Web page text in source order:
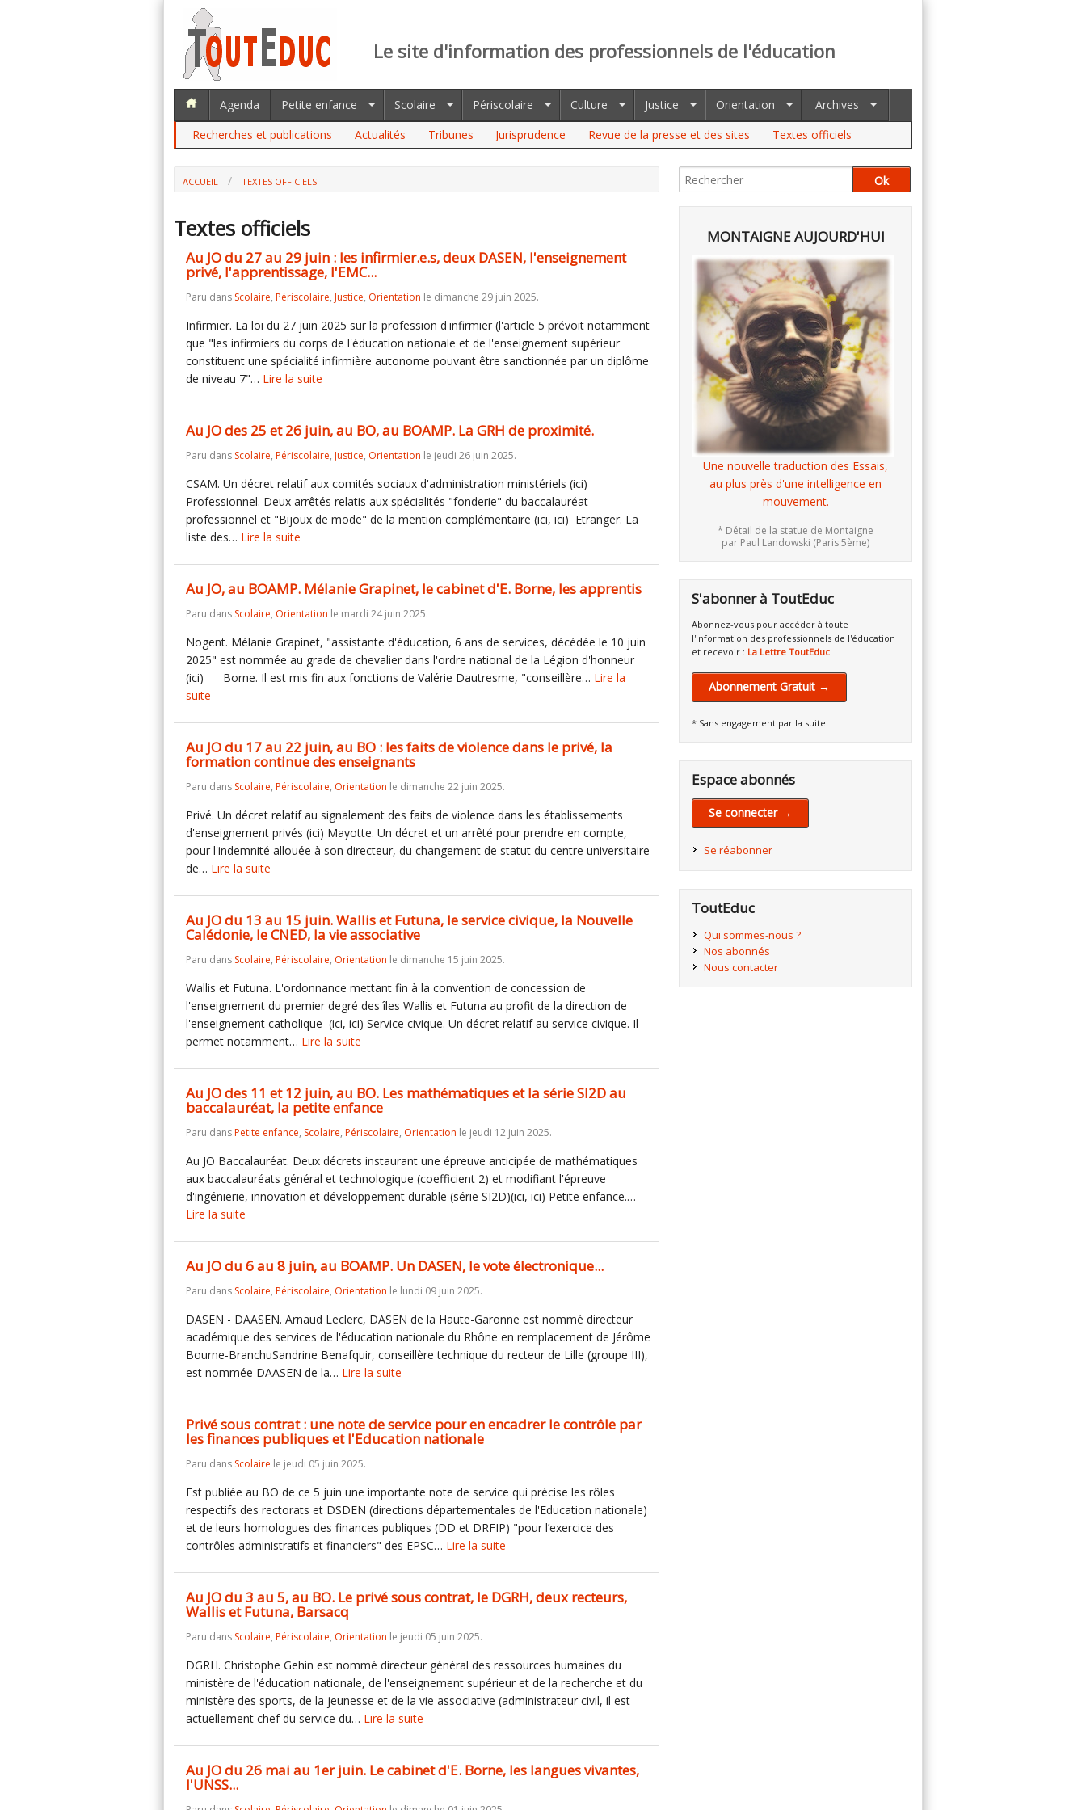
Le site d'information des professionnels de l'éducation
Agenda Petite enfance Scolaire Périscolaire Culture Justice Orientation
Archives
Recherches et publications
Actualités Tribunes Jurisprudence Revue de la presse et des sites Textes officiels
ACCUEIL TEXTES OFFICIELS
Textes officiels
Au JO du 27 au 29 juin : les infirmier.e.s, deux DASEN, l'enseignement
privé, l'apprentissage, l'EMC...
Paru dans Scolaire, Périscolaire, Justice, Orientation le dimanche 29 juin 2025.
Infirmier. La loi du 27 juin 2025 sur la profession d'infirmier (l'article 5 prévoit notamment
que "les infirmiers du corps de l'éducation nationale et de l'enseignement supérieur
constituent une spécialité infirmière autonome pouvant être sanctionnée par un diplôme
de niveau 7"… Lire la suite
Au JO des 25 et 26 juin, au BO, au BOAMP. La GRH de proximité.
Paru dans Scolaire, Périscolaire, Justice, Orientation le jeudi 26 juin 2025.
CSAM. Un décret relatif aux comités sociaux d'administration ministériels (ici)
Professionnel. Deux arrêtés relatis aux spécialités "fonderie" du baccalauréat
professionnel et "Bijoux de mode" de la mention complémentaire (ici, ici) Etranger. La
liste des… Lire la suite
Au JO, au BOAMP. Mélanie Grapinet, le cabinet d'E. Borne, les apprentis
Paru dans Scolaire, Orientation le mardi 24 juin 2025.
Nogent. Mélanie Grapinet, "assistante d'éducation, 6 ans de services, décédée le 10 juin
2025" est nommée au grade de chevalier dans l'ordre national de la Légion d'honneur
(ici) Borne. Il est mis fin aux fonctions de Valérie Dautresme, "conseillère… Lire la
suite
Au JO du 17 au 22 juin, au BO : les faits de violence dans le privé, la
formation continue des enseignants
Paru dans Scolaire, Périscolaire, Orientation le dimanche 22 juin 2025.
Privé. Un décret relatif au signalement des faits de violence dans les établissements
d'enseignement privés (ici) Mayotte. Un décret et un arrêté pour prendre en compte,
pour l'indemnité allouée à son directeur, du changement de statut du centre universitaire
de… Lire la suite
Au JO du 13 au 15 juin. Wallis et Futuna, le service civique, la Nouvelle
Calédonie, le CNED, la vie associative
Paru dans Scolaire, Périscolaire, Orientation le dimanche 15 juin 2025.
Wallis et Futuna. L'ordonnance mettant fin à la convention de concession de
l'enseignement du premier degré des îles Wallis et Futuna au profit de la direction de
l'enseignement catholique (ici, ici) Service civique. Un décret relatif au service civique. Il
permet notamment… Lire la suite
Au JO des 11 et 12 juin, au BO. Les mathématiques et la série SI2D au
baccalauréat, la petite enfance
Paru dansPetite enfance, Scolaire, Périscolaire, Orientation le jeudi 12 juin 2025.
Au JO Baccalauréat. Deux décrets instaurant une épreuve anticipée de mathématiques
aux baccalauréats général et technologique (coefficient 2) et modifiant l'épreuve
d'ingénierie, innovation et développement durable (série SI2D)(ici, ici) Petite enfance.…
Lire la suite
Au JO du 6 au 8 juin, au BOAMP. Un DASEN, le vote électronique...
Paru dans Scolaire, Périscolaire, Orientation le lundi 09 juin 2025.
DASEN - DAASEN. Arnaud Leclerc, DASEN de la Haute-Garonne est nommé directeur
académique des services de l'éducation nationale du Rhône en remplacement de Jérôme
Bourne-BranchuSandrine Benafquir, conseillère technique du recteur de Lille (groupe III),
est nommée DAASEN de la… Lire la suite
Privé sous contrat : une note de service pour en encadrer le contrôle par
les finances publiques et l'Education nationale
Paru dans Scolaire le jeudi 05 juin 2025.
Est publiée au BO de ce 5 juin une importante note de service qui précise les rôles
respectifs des rectorats et DSDEN (directions départementales de l'Education nationale)
et de leurs homologues des finances publiques (DD et DRFIP) "pour l’exercice des
contrôles administratifs et financiers" des EPSC… Lire la suite
Au JO du 3 au 5, au BO. Le privé sous contrat, le DGRH, deux recteurs,
Wallis et Futuna, Barsacq
Paru dans Scolaire, Périscolaire, Orientation le jeudi 05 juin 2025.
DGRH. Christophe Gehin est nommé directeur général des ressources humaines du
ministère de l'éducation nationale, de l'enseignement supérieur et de la recherche et du
ministère des sports, de la jeunesse et de la vie associative (administrateur civil, il est
actuellement chef du service du… Lire la suite
Au JO du 26 mai au 1er juin. Le cabinet d'E. Borne, les langues vivantes,
l'UNSS...
MONTAIGNE AUJOURD'HUI
Une nouvelle traduction des Essais,
au plus près d'une intelligence en
mouvement.
* Détail de la statue de Montaigne
par Paul Landowski (Paris 5ème)
S'abonner à ToutEduc
Abonnez-vous pour accéder à toute
l'information des professionnels de l'éducation
et recevoir : La Lettre ToutEduc
Abonnement Gratuit →
* Sans engagement par la suite.
Espace abonnés
Se connecter →
Se réabonner
ToutEduc
Qui sommes-nous ?
Nos abonnés
Nous contacter